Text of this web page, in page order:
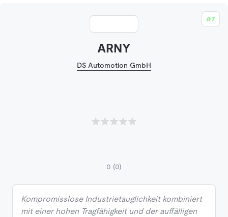
#7
ARNY
DS Automotion GmbH
0 (0)
Kompromisslose Industrietauglichkeit kombiniert
mit einer hohen Tragfähigkeit und der auffälligen